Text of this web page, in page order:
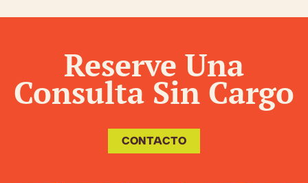
Reserve Una
Consulta Sin Cargo
CONTACTO